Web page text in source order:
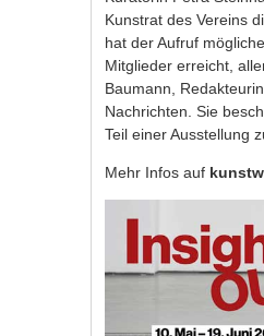
Kunstrat des Vereins
hat der Aufruf
Mitglieder erreicht,
Baumann,
Nachrichten. Sie
Teil einer Ausstellung
Mehr Infos auf